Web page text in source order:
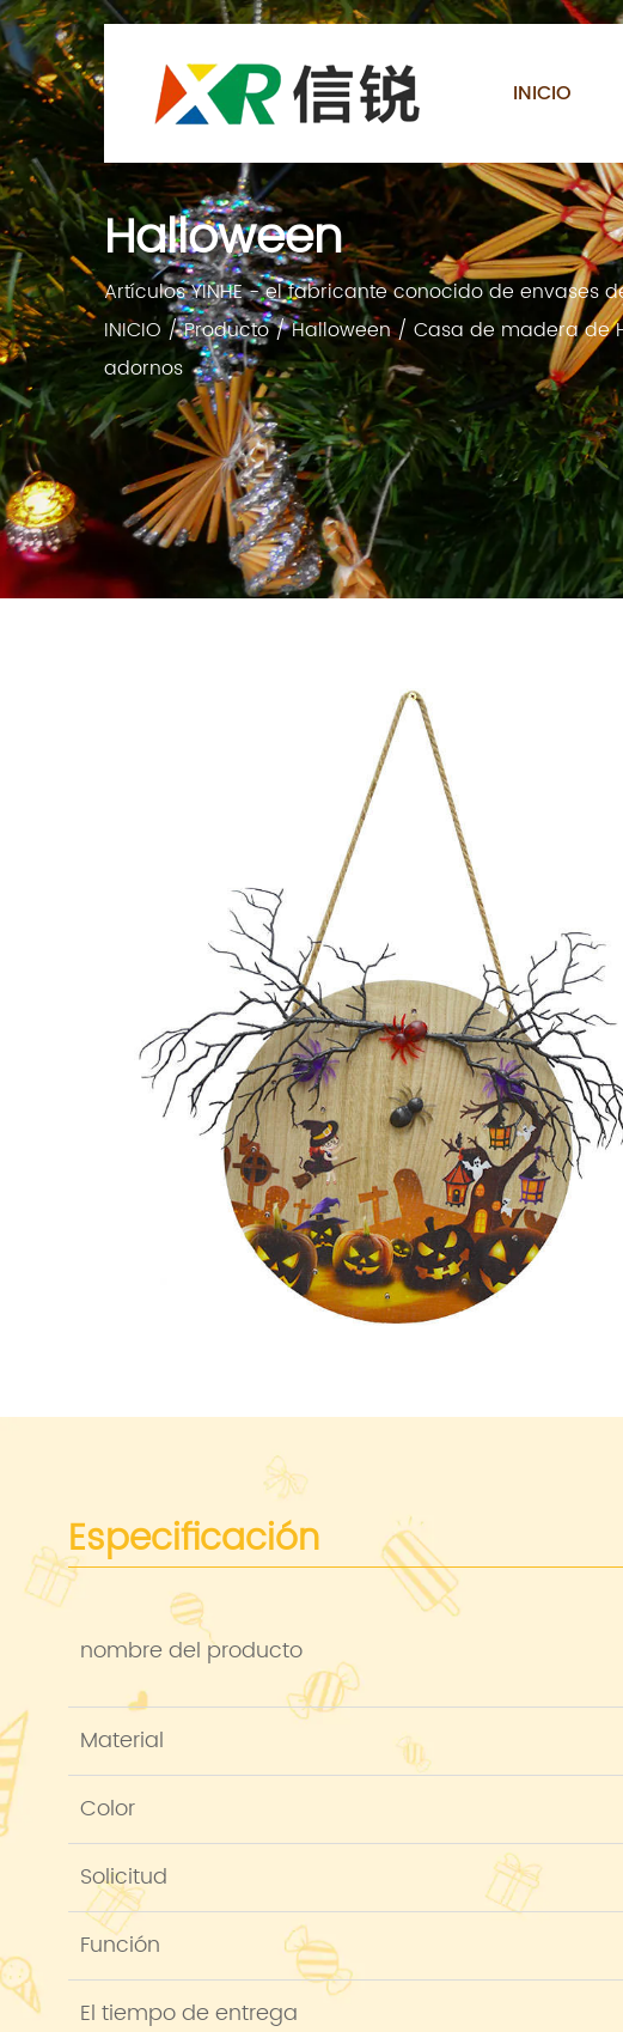
INICIO
Halloween
Artículos YINHE - el fabricante conocido de envases
INICIO/Producto/Halloween/ Casa de madera de
adornos
Especificación
nombre del producto
Material
Color
Solicitud
Función
El tiempo de entrega